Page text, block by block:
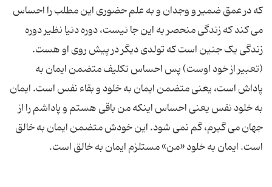
که در عمق ضمیر و وجدان و به علم حضورى این مطلب را احساس
مى کند که زندگى منحصر به این جا نیست، دوره دنیا نظیر دوره
زندگى یک جنین است که تولدى دیگر در پیش روى او هست.
(تعبیر از خود اوست) پس احساس تکلیف متضمن ایمان به
پاداش است، یعنى متضمن ایمان به خلود و بقاء نفس است. ایمان
به خلود نفس یعنى احساس اینکه من باقى هستم و پاداشم را از
جهان مى گیرم، گم نمى شود. این خودش متضمن ایمان به خالق